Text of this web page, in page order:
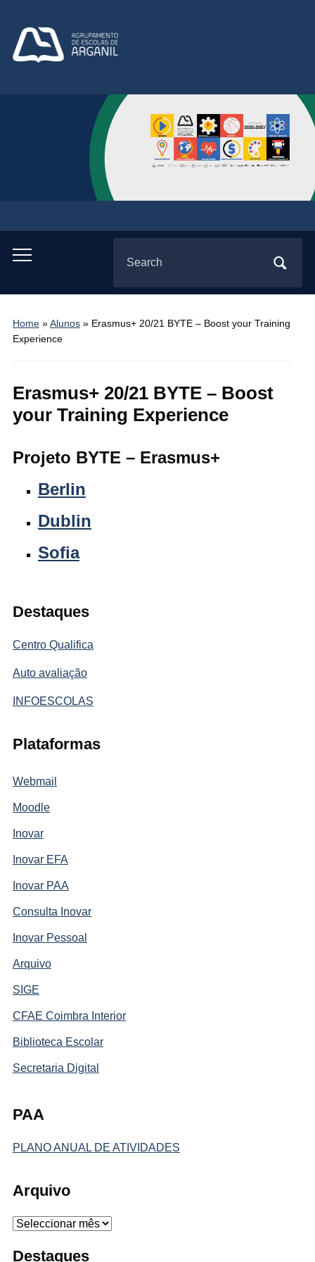
Toggle
menu
for:
Home»Alunos» Erasmus+ 20/21 BYTE – Boost your Training
Experience
Destaques
Centro Qualifica
Auto avaliação
INFOESCOLAS
Plataformas
Webmail
Moodle
Inovar
Inovar EFA
Inovar PAA
Consulta Inovar
Inovar Pessoal
Arquivo
SIGE
CFAE Coimbra Interior
Biblioteca Escolar
Secretaria Digital
PAA
PLANO ANUAL DE ATIVIDADES
Arquivo
Arquivo
Erasmus+ 20/21 BYTE – Boost
your Training Experience
Projeto BYTE – Erasmus+
Berlin
Dublin
Sofia
Destaques